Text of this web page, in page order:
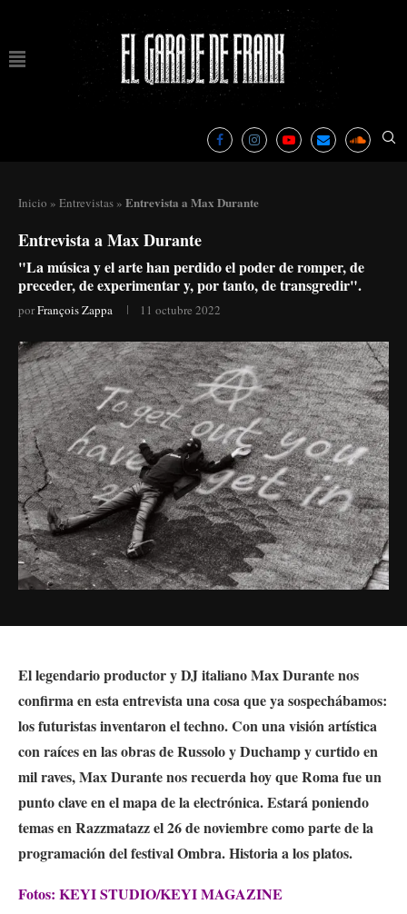
Inicio » Entrevistas » Entrevista a Max Durante
Entrevista a Max Durante
"La música y el arte han perdido el poder de romper, de
preceder, de experimentar y, por tanto, de transgredir".
porFrançois Zappa 11 octubre 2022
El legendario productor y DJ italiano Max Durante nos
confirma en esta entrevista una cosa que ya sospechábamos:
los futuristas inventaron el techno. Con una visión artística
con raíces en las obras de Russolo y Duchamp y curtido en
mil raves, Max Durante nos recuerda hoy que Roma fue un
punto clave en el mapa de la electrónica.Estará poniendo
temas en Razzmatazz el 26 de noviembre como parte de la
programación del festival Ombra. Historia a los platos.
Fotos: KEYI STUDIO/KEYI MAGAZINE